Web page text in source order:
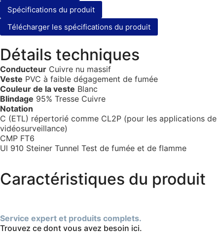
Spécifications du produit
Télécharger les spécifications du produit
Détails techniques
Conducteur Cuivre nu massif
Veste PVC à faible dégagement de fumée
Couleur de la veste Blanc
Blindage 95% Tresse Cuivre
Notation
C (ETL) répertorié comme CL2P (pour les applications de
vidéosurveillance)
CMP FT6
Ul 910 Steiner Tunnel Test de fumée et de flamme
Caractéristiques du produit
Service expert et produits complets.
Trouvez ce dont vous avez besoin ici.